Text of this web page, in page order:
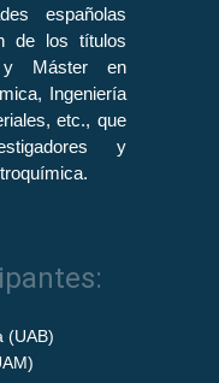
españolas
de los títulos
y Máster en
Ingeniería
etc., que
y
(UAB)